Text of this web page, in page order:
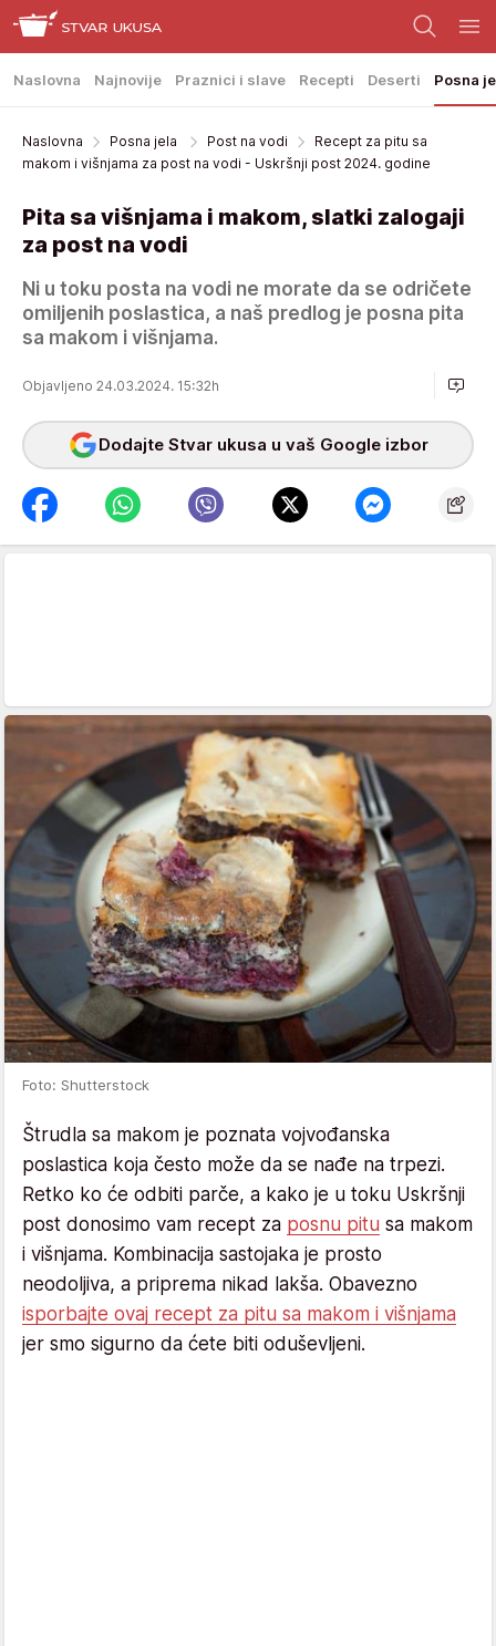
Naslovna Najnovije Praznici i slave Recepti Deserti Posna
Naslovna Posna jela Post na vodi
Recept za pitu sa
makom i višnjama za post na vodi - Uskršnji post 2024. godine
Pita sa višnjama i makom, slatki zalogaji
za post na vodi
Ni u toku posta na vodi ne morate da se odričete
omiljenih poslastica, a naš predlog je posna pita
sa makom i višnjama.
Objavljeno 24.03.2024. 15:32h
Dodajte Stvar ukusa u vaš Google izbor
Foto: Shutterstock
Štrudla sa makom je poznata vojvođanska
poslastica koja često može da se nađe na trpezi.
Retko ko će odbiti parče, a kako je u toku Uskršnji
post donosimo vam recept za posnu pitu sa makom
i višnjama. Kombinacija sastojaka je prosto
neodoljiva, a priprema nikad lakša. Obavezno
isporbajte ovaj recept za pitu sa makom i višnjama
jer smo sigurno da ćete biti oduševljeni.